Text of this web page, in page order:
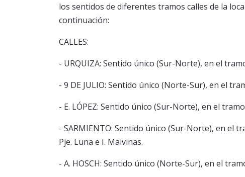
los sentidos de diferentes tramos calles de la
continuación:
CALLES:
- URQUIZA: Sentido único (Sur-Norte), en el
- 9 DE JULIO: Sentido único (Norte-Sur), en el
- E. LÓPEZ: Sentido único (Sur-Norte), en el
- SARMIENTO: Sentido único (Sur-Norte), en el
Pje. Luna e I. Malvinas.
- A. HOSCH: Sentido único (Norte-Sur), en el